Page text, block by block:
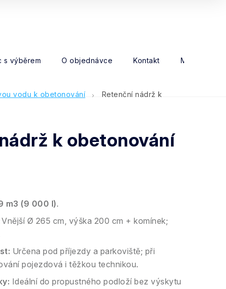
s výběrem O objednávce Kontakt Moje
vodu k obetonování
Retenční nádrž k
k obetonování
m3 (9 000 l).
Vnější Ø 265 cm, výška 200 cm + komínek;
Určena pod příjezdy a parkoviště; při
pojezdová i těžkou technikou.
Ideální do propustného podloží bez výskytu